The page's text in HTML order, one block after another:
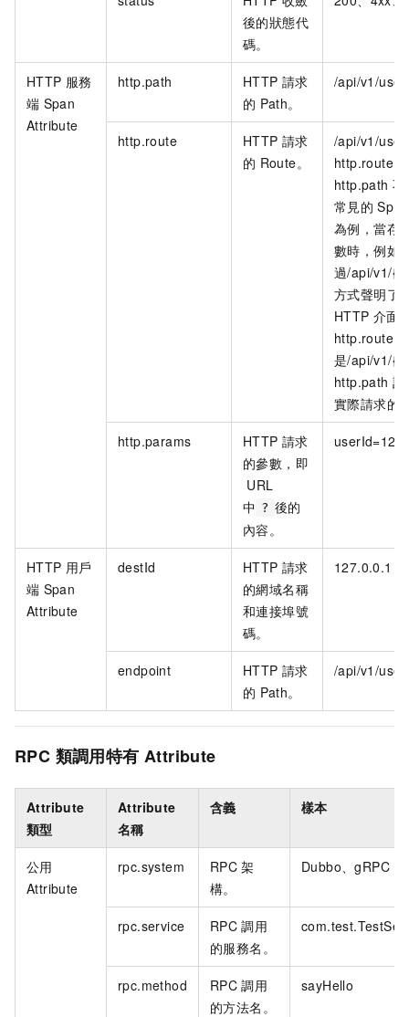
後的狀態代
碼。
HTTP 服務
端 Span
Attribute
http.path HTTP 請求
的 Path。
/api/v1/user
http.route HTTP 請求
的 Route。
/api/v1/user
http.route
http.path 不
常見的
為例，當存
數時，例如
過/api/v1/
方式聲明了
HTTP 介面
http.route
是/api/v1/
http.path 記
實際請求的
http.params HTTP 請求
的參數，即
URL
中 ? 後的
內容。
userId=123
HTTP 用戶
端 Span
Attribute
destId HTTP 請求
的網域名稱
和連接埠號
碼。
127.0.0.1
endpoint HTTP 請求
的 Path。
/api/v1/user
RPC 類調用特有 Attribute
Attribute
類型
Attribute
名稱
含義 樣本
公用
Attribute
rpc.system RPC 架
構。
Dubbo、gRPC
rpc.service RPC 調用
的服務名。
rpc.method RPC 調用
的方法名。
sayHello